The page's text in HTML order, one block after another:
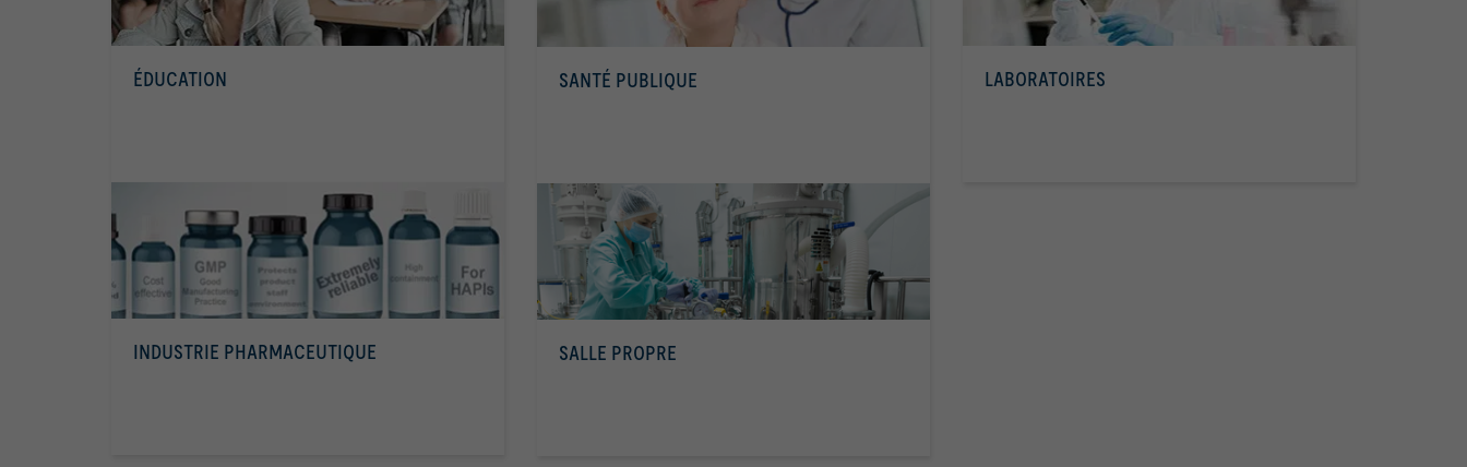
ÉDUCATION
INDUSTRIE PHARMACEUTIQUE
SANTÉ PUBLIQUE
SALLE PROPRE
LABORATOIRES